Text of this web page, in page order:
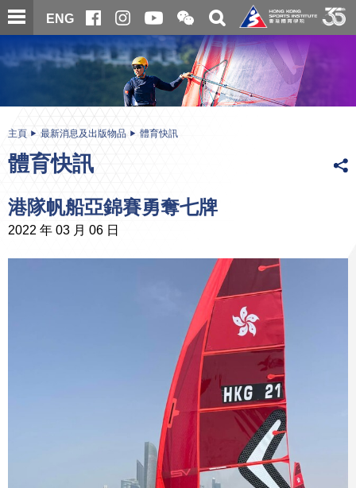
跳
至
內
ENG
開
合
微
信
二
維
碼
關
搜
尋
内
主頁 最新消息及出版物品 體育快訊
體育快訊
港隊帆船亞錦賽勇奪七牌
2022 年 03 月 06 日